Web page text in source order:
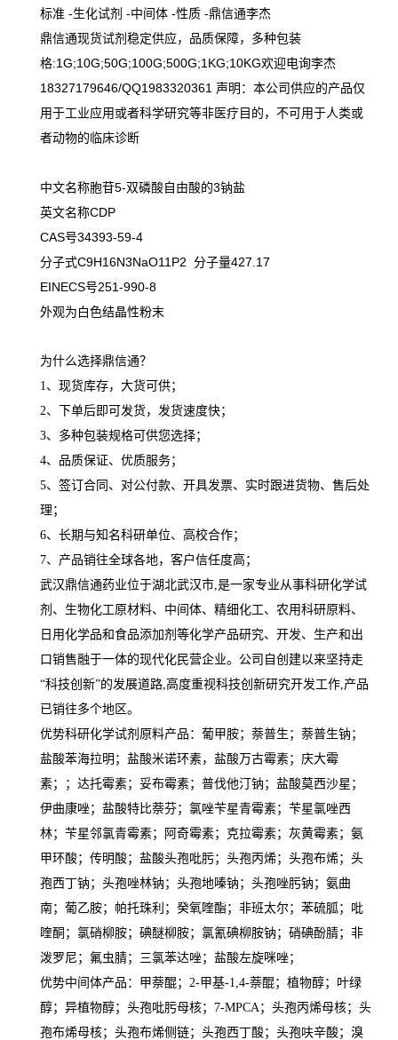
标准 -生化试剂 -中间体 -性质 -鼎信通李杰
鼎信通现货试剂稳定供应，品质保障，多种包装
格:1G;10G;50G;100G;500G;1KG;10KG欢迎电询李杰
18327179646/QQ1983320361 声明：本公司供应的产品仅
用于工业应用或者科学研究等非医疗目的，不可用于人类或
者动物的临床诊断
中文名称胞苷5-双磷酸自由酸的3钠盐
英文名称CDP
CAS号34393-59-4
分子式C9H16N3NaO11P2 分子量427.17
EINECS号251-990-8
外观为白色结晶性粉末
为什么选择鼎信通？
1、现货库存，大货可供；
2、下单后即可发货，发货速度快；
3、多种包装规格可供您选择；
4、品质保证、优质服务；
5、签订合同、对公付款、开具发票、实时跟进货物、售后处
理；
6、长期与知名科研单位、高校合作；
7、产品销往全球各地，客户信任度高；
武汉鼎信通药业位于湖北武汉市,是一家专业从事科研化学试
剂、生物化工原材料、中间体、精细化工、农用科研原料、
日用化学品和食品添加剂等化学产品研究、开发、生产和出
口销售融于一体的现代化民营企业。公司自创建以来坚持走
“科技创新”的发展道路,高度重视科技创新研究开发工作,产品
已销往多个地区。
优势科研化学试剂原料产品：葡甲胺；萘普生；萘普生钠；
盐酸苯海拉明；盐酸米诺环素，盐酸万古霉素；庆大霉
素；；达托霉素；妥布霉素；普伐他汀钠；盐酸莫西沙星；
伊曲康唑；盐酸特比萘芬；氯唑苄星青霉素；苄星氯唑西
林；苄星邻氯青霉素；阿奇霉素；克拉霉素；灰黄霉素；氨
甲环酸；传明酸；盐酸头孢吡肟；头孢丙烯；头孢布烯；头
孢西丁钠；头孢唑林钠；头孢地嗪钠；头孢唑肟钠；氨曲
南；葡乙胺；帕托珠利；癸氧喹酯；非班太尔；苯硫胍；吡
喹酮；氯硝柳胺；碘醚柳胺；氯氰碘柳胺钠；硝碘酚腈；非
泼罗尼；氟虫腈；三氯苯达唑；盐酸左旋咪唑；
优势中间体产品：甲萘醌；2-甲基-1,4-萘醌；植物醇；叶绿
醇；异植物醇；头孢吡肟母核；7-MPCA；头孢丙烯母核；头
孢布烯母核；头孢布烯侧链；头孢西丁酸；头孢呋辛酸；溴